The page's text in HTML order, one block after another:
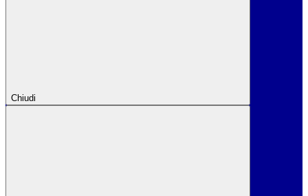
Chiudi